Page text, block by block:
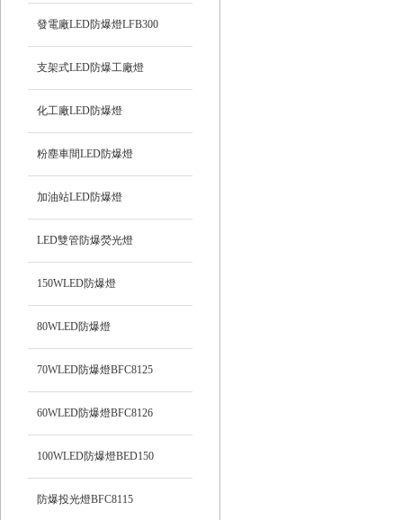
發電廠LED防爆燈LFB300
支架式LED防爆工廠燈
化工廠LED防爆燈
粉塵車間LED防爆燈
加油站LED防爆燈
LED雙管防爆熒光燈
150WLED防爆燈
80WLED防爆燈
70WLED防爆燈BFC8125
60WLED防爆燈BFC8126
100WLED防爆燈BED150
防爆投光燈BFC8115